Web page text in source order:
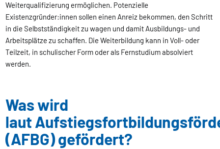
Weiterqualifizierung ermöglichen. Potenzielle
Existenzgründer:innen sollen einen Anreiz bekommen, den Schritt
in die Selbstständigkeit zu wagen und damit Ausbildungs- und
Arbeitsplätze zu schaffen. Die Weiterbildung kann in Voll- oder
Teilzeit, in schulischer Form oder als Fernstudium absolviert
werden.
Was wird
laut
(AFBG) gefördert?